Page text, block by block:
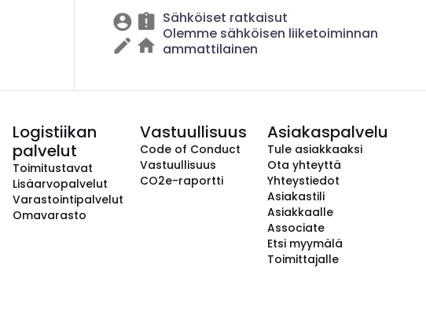
Sähköiset ratkaisut
Olemme sähköisen liiketoiminnan
ammattilainen
Logistiikan
palvelut
Toimitustavat
Lisäarvopalvelut
Varastointipalvelut
Omavarasto
Vastuullisuus
Code of Conduct
Vastuullisuus
CO2e-raportti
Asiakaspalvelu
Tule asiakkaaksi
Ota yhteyttä
Yhteystiedot
Asiakastili
Asiakkaalle
Associate
Etsi myymälä
Toimittajalle